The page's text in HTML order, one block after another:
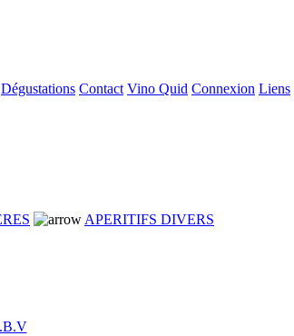
Dégustations Contact Vino Quid Connexion Liens
APERITIFS DIVERS